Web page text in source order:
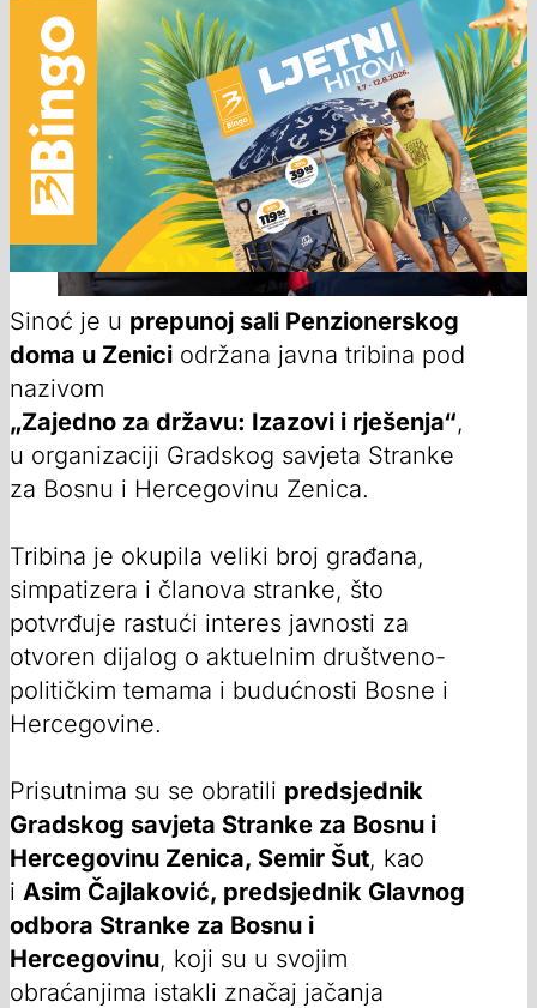
Sinoć je u prepunoj sali Penzionerskog
doma u Zenici održana javna tribina pod
nazivom
„Zajedno za državu: Izazovi i rješenja“,
u organizaciji Gradskog savjeta Stranke
za Bosnu i Hercegovinu Zenica.
Tribina je okupila veliki broj građana,
simpatizera i članova stranke, što
potvrđuje rastući interes javnosti za
otvoren dijalog o aktuelnim društveno-
političkim temama i budućnosti Bosne i
Hercegovine.
Prisutnima su se obratili predsjednik
Gradskog savjeta Stranke za Bosnu i
Hercegovinu Zenica, Semir Šut, kao
i Asim Čajlaković, predsjednik Glavnog
odbora Stranke za Bosnu i
Hercegovinu, koji su u svojim
obraćanjima istakli značaj jačanja